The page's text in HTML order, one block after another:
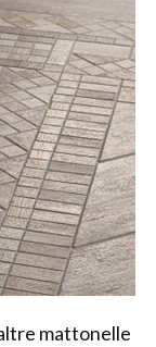
mattonelle